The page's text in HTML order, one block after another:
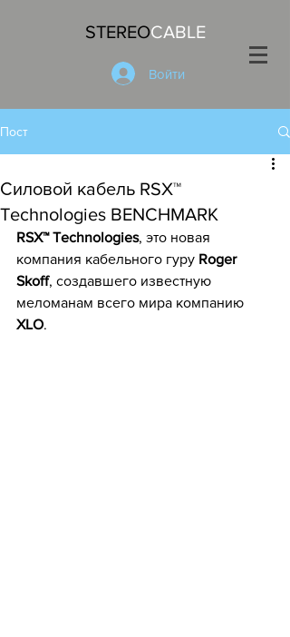
STEREOCABLE
Войти
Пост
Силовой кабель RSX™
Technologies BENCHMARK
RSX™ Technologies, это новая
компания кабельного гуру Roger
Skoff, создавшего известную
меломанам всего мира компанию
XLO.